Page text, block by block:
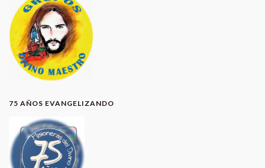
75 AÑOS EVANGELIZANDO